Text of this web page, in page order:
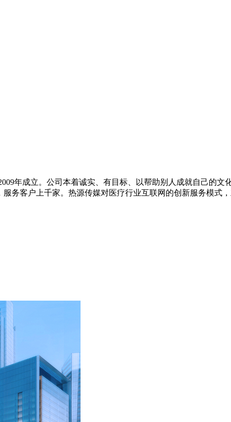
年成立。公司本着诚实、有目标、以帮助别人成就自己的文
务客户上千家。热源传媒对医疗行业互联网的创新服务模式